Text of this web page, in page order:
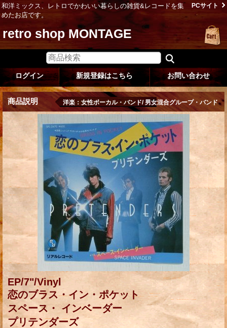
和洋ミックス、レトロでかわいい暮らしの雑貨&レコードを集
めたお店です。
PCサイト
retro shop MONTAGE
ログイン 新規登録はこちら お問い合わせ
商品説明 洋楽：女性ボーカル・バンド/ 男女混合グループ・バンド
EP/7"/Vinyl
恋のブラス・イン・ポケット
スペース・ インベーダー
プリテンダーズ